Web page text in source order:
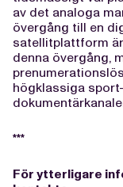
av det analoga
övergång till en
satellitplattform
denna övergång,
högklassiga
***
För ytterligare